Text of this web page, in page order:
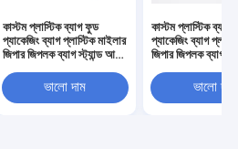
কাস্টম প্লাস্টিক ব্যাগ ফুড
প্যাকেজিং ব্যাগ প্লাস্টিক মাইলার
জিপার জিপলক ব্যাগ স্ট্যান্ড আপ
মশলা প্যাকেজিংভালো দাম
কাস্টম প্লাস্টিক ব্যাগ
প্যাকেজিং ব্যাগ
জিপার জিপলক ব্যাগ
মশলা প্যাকেজিংভালো দাম